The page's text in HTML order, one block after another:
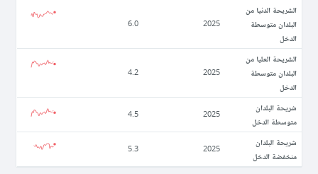
الشريحة الدنيا من
البلدان متوسطة
الدخل
2025
6.0
الشريحة العليا من
البلدان متوسطة
الدخل
2025
4.2
شريحة البلدان
متوسطة الدخل
2025
4.5
شريحة البلدان
منخفضة الدخل
2025
5.3